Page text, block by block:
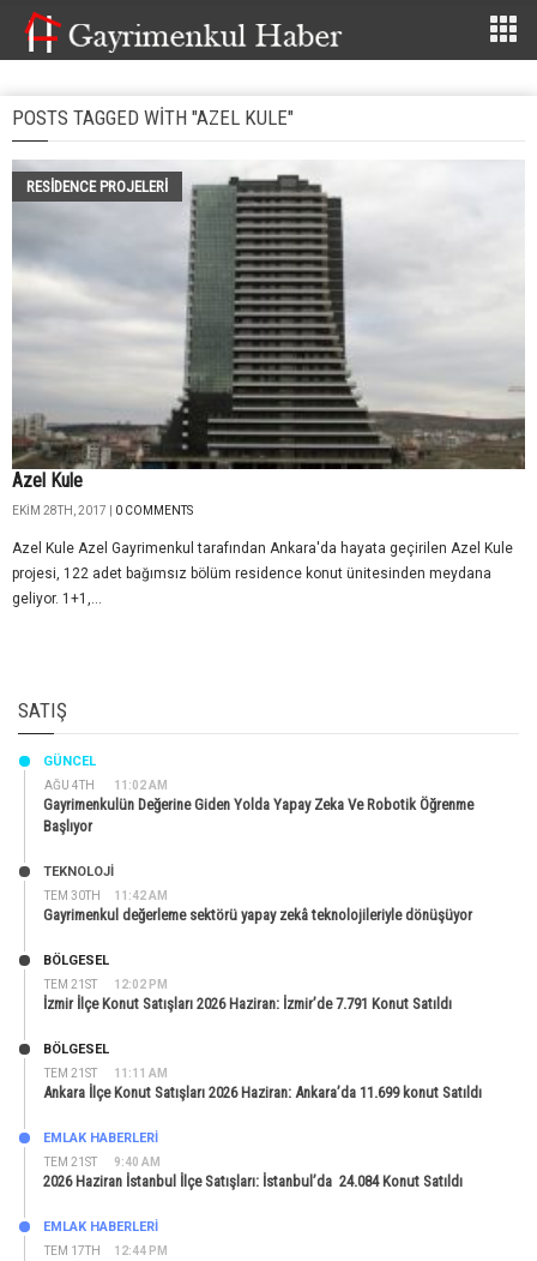
POSTS TAGGED WITH "AZEL KULE"
RESIDENCE PROJELERI
Azel Kule
EKIM 28TH, 2017 | 0 COMMENTS
Azel Kule Azel Gayrimenkul tarafından Ankara'da hayata geçirilen Azel Kule
projesi, 122 adet bağımsız bölüm residence konut ünitesinden meydana
geliyor. 1+1,...
SATIŞ
AĞU 4TH 11:02 AM
GÜNCEL
Gayrimenkulün Değerine Giden Yolda Yapay Zeka Ve Robotik Öğrenme
Başlıyor
TEM 30TH 11:42 AM
TEKNOLOJİ
Gayrimenkul değerleme sektörü yapay zekâ teknolojileriyle dönüşüyor
TEM 21ST 12:02 PM
BÖLGESEL
İzmir İlçe Konut Satışları 2026 Haziran: İzmir’de 7.791 Konut Satıldı
TEM 21ST 11:11 AM
BÖLGESEL
Ankara İlçe Konut Satışları 2026 Haziran: Ankara’da 11.699 konut Satıldı
TEM 21ST 9:40 AM
EMLAK HABERLERI
2026 Haziran İstanbul İlçe Satışları: İstanbul’da 24.084 Konut Satıldı
TEM 17TH 12:44 PM
EMLAK HABERLERI